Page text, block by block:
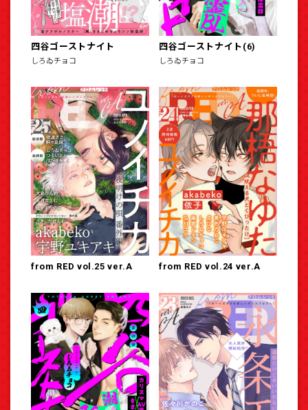
四谷ゴーストナイト
しろゐチョコ
四谷ゴーストナイト(6)
しろゐチョコ
from RED vol.25 ver.A from RED vol.24 ver.A